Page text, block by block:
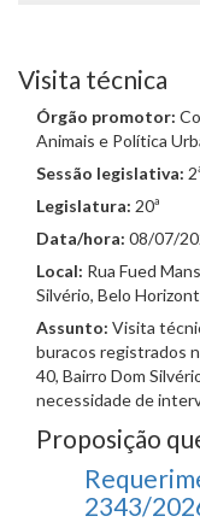
Visita técnica
Órgão promotor:
Animais e Política
Sessão legislativa:
Legislatura: 20ª
Data/hora: 08/07/
Local: Rua Fued
Silvério, Belo
Assunto: Visita
buracos registrados
40, Bairro Dom
necessidade de
Proposição
2343/